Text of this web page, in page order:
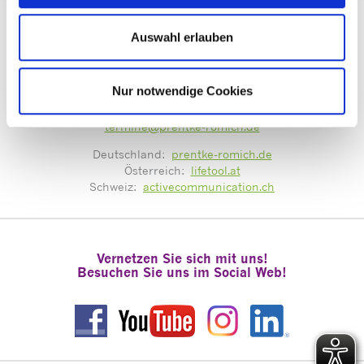
Auswahl erlauben
Nur notwendige Cookies
Mit guter Beratung für Sie vor Ort!
Zentrale Terminvergabe unter:
termine@prentke-romich.de
Deutschland: prentke-romich.de
Österreich: lifetool.at
Schweiz: activecommunication.ch
Vernetzen Sie sich mit uns!
Besuchen Sie uns im Social Web!